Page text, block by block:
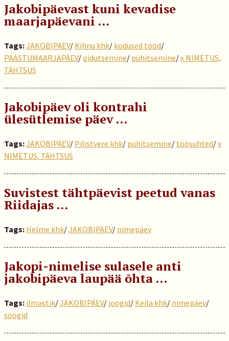
Jakobipäevast kuni kevadise
maarjapäevani …
Tags:JAKOBIPÄEV/ Kihnu khk/ kodused tööd/
PAASTUMAARJAPÄEV/ pidutsemine/ pühitsemine/x NIMETUS,
TÄHTSUS
Jakobipäev oli kontrahi
ülesütlemise päev ...
Tags:JAKOBIPÄEV/ Pilistvere khk/ pühitsemine/ töösuhted/x
NIMETUS, TÄHTSUS
Suvistest tähtpäevist peetud vanas
Riidajas …
Tags: Helme khk/JAKOBIPÄEV/ nimepäev
Jakopi-nimelise sulasele anti
jakobipäeva laupää õhta …
Tags: ilmastik/JAKOBIPÄEV/ joogid/ Keila khk/ nimepäev/
söögid